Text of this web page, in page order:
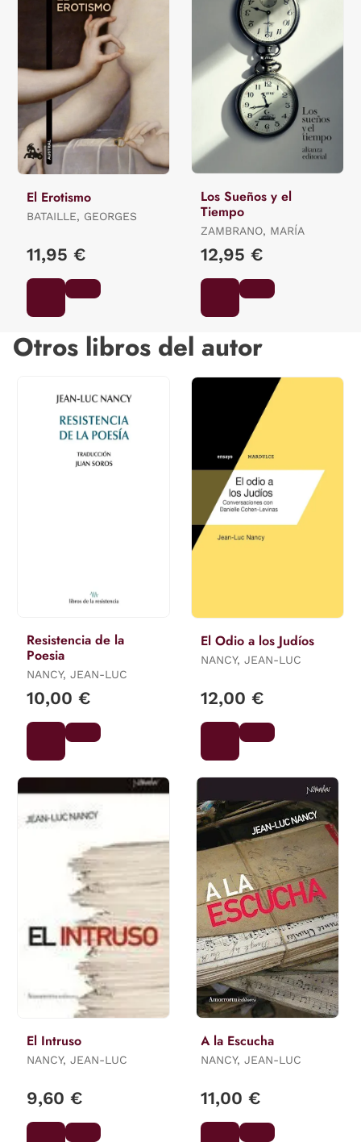
El Erotismo
BATAILLE, GEORGES
11,95 €
Los Sueños y el
Tiempo
ZAMBRANO, MARÍA
12,95 €
Otros libros del autor
Resistencia de la
Poesia
NANCY, JEAN-LUC
10,00 €
El Odio a los Judíos
NANCY, JEAN-LUC
12,00 €
El Intruso
NANCY, JEAN-LUC
9,60 €
A la Escucha
NANCY, JEAN-LUC
11,00 €